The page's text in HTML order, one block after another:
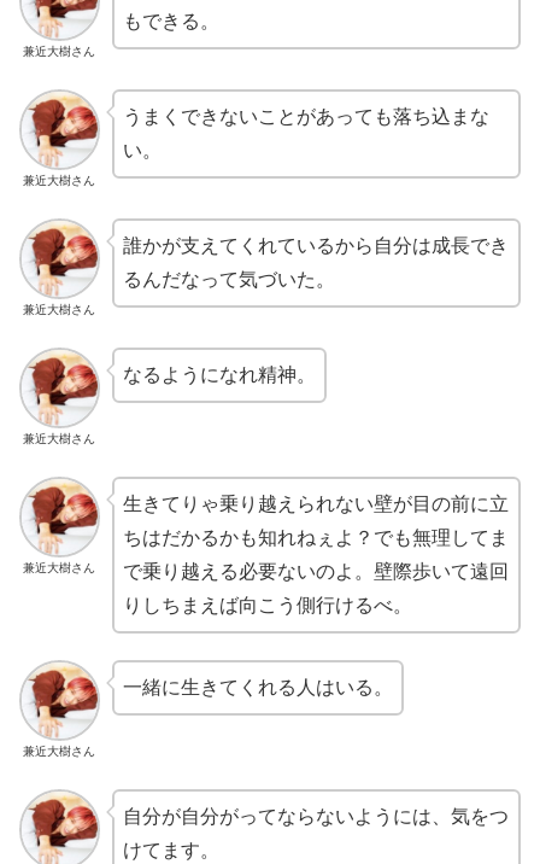
兼近大樹さん
もできる。
兼近大樹さん
うまくできないことがあっても落ち込まな
い。
兼近大樹さん
誰かが支えてくれているから自分は成長でき
るんだなって気づいた。
兼近大樹さん
なるようになれ精神。
兼近大樹さん
生きてりゃ乗り越えられない壁が目の前に立
ちはだかるかも知れねぇよ？でも無理してま
で乗り越える必要ないのよ。壁際歩いて遠回
りしちまえば向こう側行けるべ。
兼近大樹さん
一緒に生きてくれる人はいる。
自分が自分がってならないようには、気をつ
けてます。